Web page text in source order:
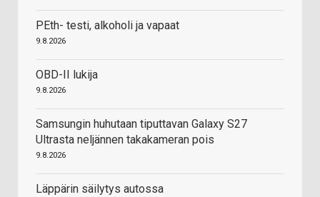
PEth- testi, alkoholi ja vapaat
9.8.2026
OBD-II lukija
9.8.2026
Samsungin huhutaan tiputtavan Galaxy S27
Ultrasta neljännen takakameran pois
9.8.2026
Läppärin säilytys autossa